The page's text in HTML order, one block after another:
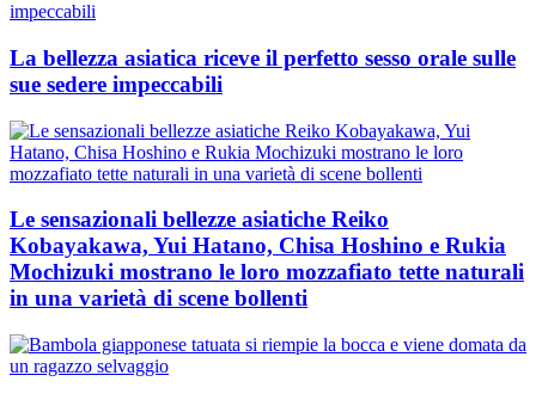
La bellezza asiatica riceve il perfetto sesso orale sulle
sue sedere impeccabili
Le sensazionali bellezze asiatiche Reiko
Kobayakawa, Yui Hatano, Chisa Hoshino e Rukia
Mochizuki mostrano le loro mozzafiato tette naturali
in una varietà di scene bollenti